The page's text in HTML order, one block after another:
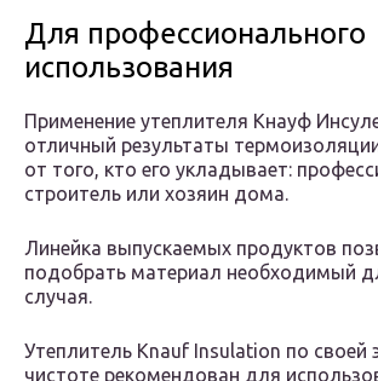
Для профессионального
использования
Применение утеплителя Кнауф
отличный результаты
от того, кто его укладывает:
строитель или хозяин дома.
Линейка выпускаемых продуктов
подобрать материал необходимый
случая.
Утеплитель Knauf Insulation по своей
чистоте рекомендован для